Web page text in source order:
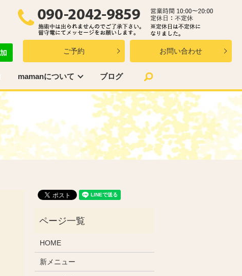
お問い合わせ
ご予約
mamanについて ブログ
HOME
新メニュー